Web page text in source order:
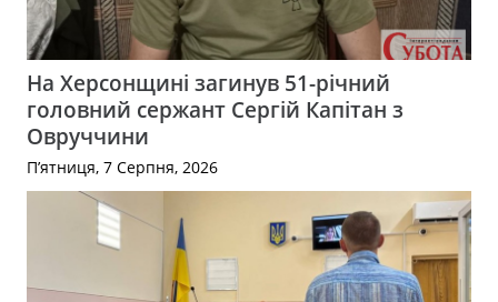
На Херсонщині загинув 51-річний
головний сержант Сергій Капітан з
Овруччини
П’ятниця, 7 Серпня, 2026